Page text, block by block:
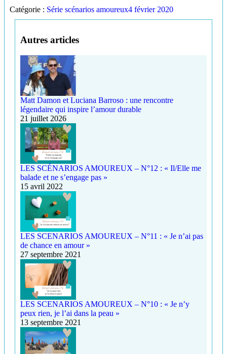
Catégorie : Série scénarios amoureux4 février 2020
Autres articles
Matt Damon et Luciana Barroso : une rencontre
légendaire qui inspire l’amour durable
21 juillet 2026
LES SCÉNARIOS AMOUREUX – N°12 : « Il/Elle me
balade et ne s’engage pas »
15 avril 2022
LES SCENARIOS AMOUREUX – N°11 : « Je n’ai pas
de chance en amour »
27 septembre 2021
LES SCENARIOS AMOUREUX – N°10 : « Je n’y
peux rien, je l’ai dans la peau »
13 septembre 2021